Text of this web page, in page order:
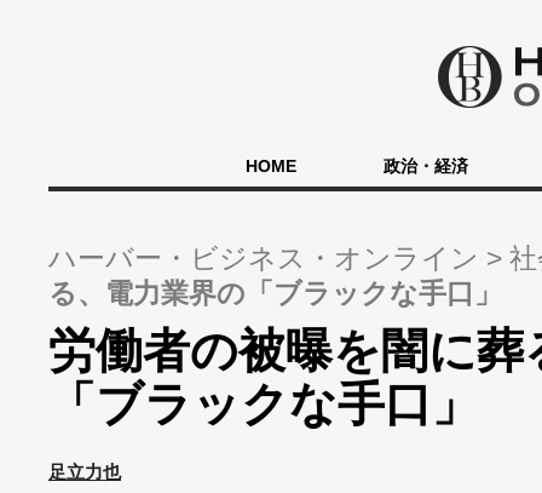
HOME 政治・経済
ハーバー・ビジネス・オンライン
る、電力業界の「ブラックな手口」
労働者の被曝を闇に
「ブラックな手口」
足立力也